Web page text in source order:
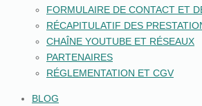
FORMULAIRE DE CONTACT ET
RÉCAPITULATIF DES
CHAÎNE YOUTUBE ET RÉSEAUX
PARTENAIRES
RÉGLEMENTATION ET CGV
BLOG